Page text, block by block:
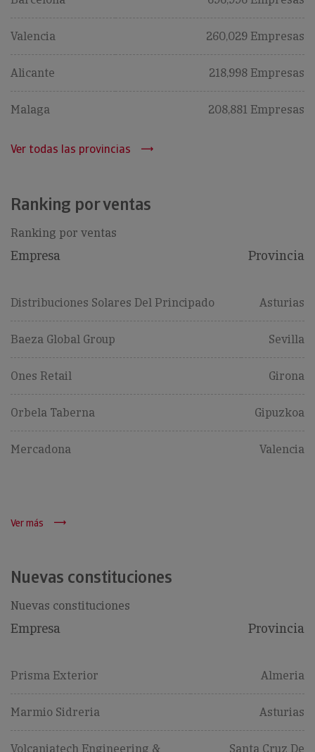
Valencia 260,029 Empresas
Alicante 218,998 Empresas
Malaga 208,881 Empresas
Ver todas las provincias
Ranking por ventas
Ranking por ventas
Empresa Provincia
Distribuciones Solares Del Principado Asturias
Baeza Global Group Sevilla
Ones Retail Girona
Orbela Taberna Gipuzkoa
Mercadona Valencia
Ver más
Nuevas constituciones
Nuevas constituciones
Empresa Provincia
Prisma Exterior Almeria
Marmio Sidreria Asturias
Volcaniatech Engineering &
Santa Cruz De